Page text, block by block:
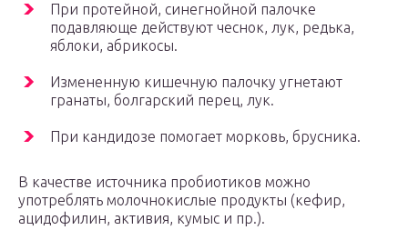
При протейной, синегнойной палочке
подавляюще действуют чеснок, лук, редька,
яблоки, абрикосы.
Измененную кишечную палочку угнетают
гранаты, болгарский перец, лук.
При кандидозе помогает морковь, брусника.
В качестве источника пробиотиков можно
употреблять молочнокислые продукты (кефир,
ацидофилин, активия, кумыс и пр.).